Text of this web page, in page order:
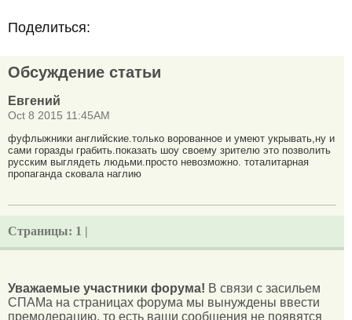
Поделиться:
Обсуждение статьи
Евгений
Oct 8 2015 11:45AM
фуфлыжники английские.только ворованное и умеют укрывать,ну и
сами горазды грабить.показать шоу своему зрителю это позволить
русским выглядеть людьми.просто невозможно. тоталитарная
пропаганда сковала наглию
Страницы: 1 |
Уважаемые участники форума! В связи с засильем
СПАМа на страницах форума мы вынуждены ввести
премодерацию, то есть ваши сообщения не появятся